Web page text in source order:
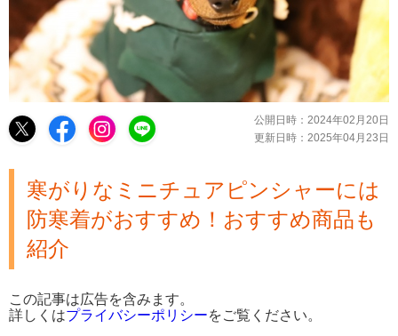
公開日時： 2024年02月20日
更新日時： 2025年04月23日
寒がりなミニチュアピンシャーには
防寒着がおすすめ！おすすめ商品も
紹介
この記事は広告を含みます。
詳しくはプライバシーポリシーをご覧ください。